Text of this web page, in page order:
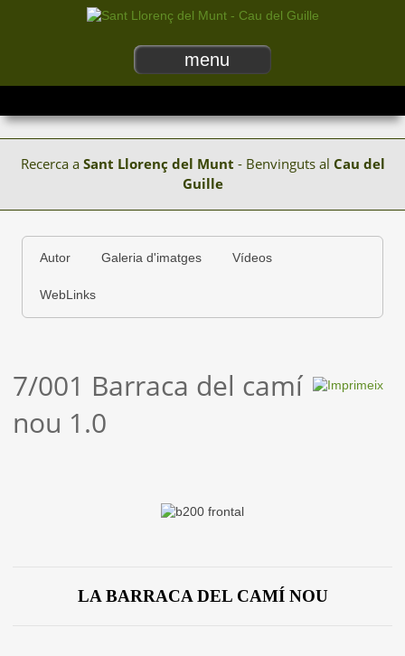
menu
Recerca a Sant Llorenç del Munt - Benvinguts al Cau del
Guille
Autor Galeria d'imatges Vídeos
WebLinks
7/001 Barraca del camí
nou 1.0
LA BARRACA DEL CAMÍ NOU